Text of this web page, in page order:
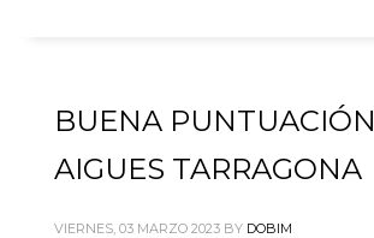
BUENA PUNTUACIÓN
AIGUES TARRAGONA
VIERNES, 03 MARZO 2023 BY DOBIM